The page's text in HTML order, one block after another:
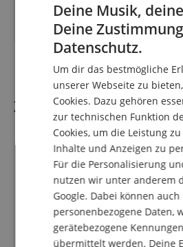
134,90€
Zubehör
Deine Musik,
Deine
Datenschutz.
Um dir das bestmögliche
unserer Webseite zu
Cookies. Dazu gehören
zur technischen Funktion
Cookies, um die Leistung
Inhalte und Anzeigen zu
Für die Personalisierung
nutzen wir unter anderem
Google. Dabei können auch
personenbezogene Daten,
gerätebezogene
übermittelt werden. Deine